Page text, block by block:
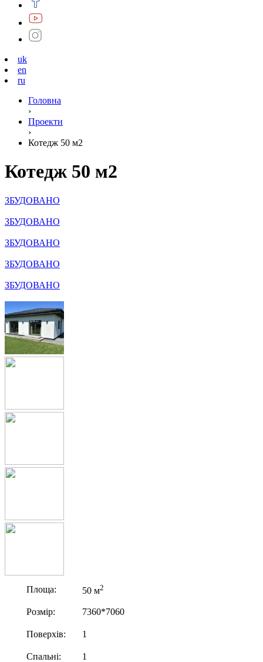
uk
en
ru
Головна
›
Проекти
›
Котедж 50 м2
Котедж 50 м2
ЗБУДОВАНО
ЗБУДОВАНО
ЗБУДОВАНО
ЗБУДОВАНО
ЗБУДОВАНО
Площа: 50 м2
Розмір: 7360*7060
Поверхів: 1
Спальні: 1